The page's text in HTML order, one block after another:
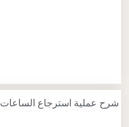
شرح عملية استرجاع الساعات